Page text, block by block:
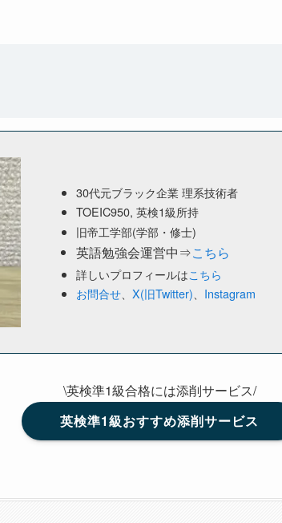
30代元ブラック企業 理系技術者
TOEIC950, 英検1級所持
旧帝工学部(学部・修士)
英語勉強会運営中⇒こちら
詳しいプロフィールはこちら
お問合せ、 X(旧Twitter)、 Instagram
\英検準1級合格には添削サービス/
英検準1級おすすめ添削サービス